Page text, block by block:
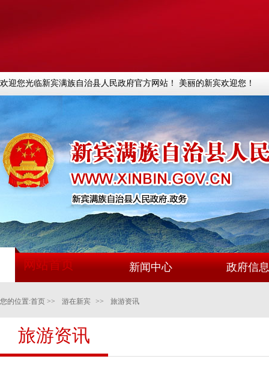
欢迎您光临新宾满族自治县人民政府官方网站！ 美丽的新宾欢迎您！
网站首页 新闻中心 政府信
您的位置:首页 >> 游在新宾 >> 旅游资讯
旅游资讯